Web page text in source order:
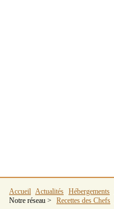
Accueil Actualités Hébergements
Notre réseau >
Recettes des Chefs